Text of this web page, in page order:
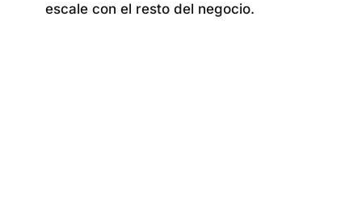
escale con el resto del negocio.